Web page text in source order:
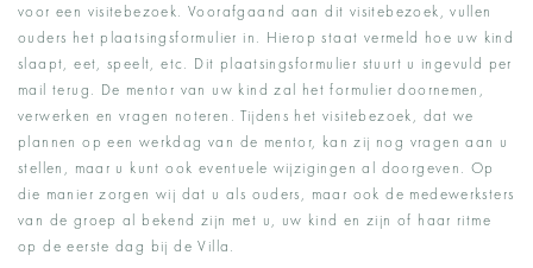
voor een visitebezoek. Voorafgaand aan dit visitebezoek, vullen
ouders het plaatsingsformulier in. Hierop staat vermeld hoe uw kind
slaapt, eet, speelt, etc. Dit plaatsingsformulier stuurt u ingevuld per
mail terug. De mentor van uw kind zal het formulier doornemen,
verwerken en vragen noteren. Tijdens het visitebezoek, dat we
plannen op een werkdag van de mentor, kan zij nog vragen aan u
stellen, maar u kunt ook eventuele wijzigingen al doorgeven. Op
die manier zorgen wij dat u als ouders, maar ook de medewerksters
van de groep al bekend zijn met u, uw kind en zijn of haar ritme
op de eerste dag bij de Villa.